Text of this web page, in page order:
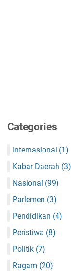
Categories
Internasional (1)
Kabar Daerah (3)
Nasional (99)
Parlemen (3)
Pendidikan (4)
Peristiwa (8)
Politik (7)
Ragam (20)